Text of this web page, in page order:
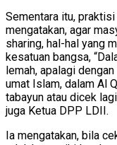
Sementara itu,
mengatakan, agar
sharing, hal-hal yang
kesatuan bangsa,
lemah, apalagi
umat Islam, dalam Al
tabayun atau dicek
juga Ketua DPP LDII.
Ia mengatakan, bila